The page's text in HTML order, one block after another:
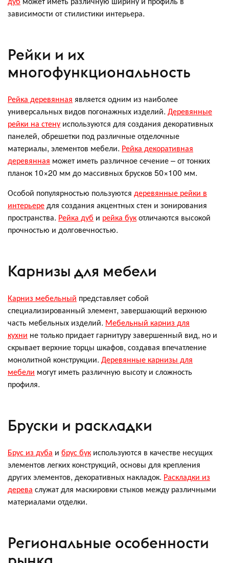
зависимости от стилистики интерьера.
Рейки и их
многофункциональность
Рейка деревянная является одним из наиболее
универсальных видов погонажных изделий. Деревянные
рейки на стену используются для создания декоративных
панелей, обрешетки под различные отделочные
материалы, элементов мебели. Рейка декоративная
деревянная может иметь различное сечение – от тонких
планок 10×20 мм до массивных брусков 50×100 мм.
Особой популярностью пользуются деревянные рейки в
интерьередля создания акцентных стен и зонирования
пространства. Рейка дуб и рейка букотличаются высокой
прочностью и долговечностью.
Карнизы для мебели
Карниз мебельный представляет собой
специализированный элемент, завершающий верхнюю
часть мебельных изделий. Мебельный карниз для
кухни не только придает гарнитуру завершенный вид, но и
скрывает верхние торцы шкафов, создавая впечатление
монолитной конструкции. Деревянные карнизы для
мебели могут иметь различную высоту и сложность
профиля.
Бруски и раскладки
Брус из дуба и брус бук используются в качестве несущих
элементов легких конструкций, основы для крепления
других элементов, декоративных накладок. Раскладки из
дерева служат для маскировки стыков между различными
материалами отделки.
Региональные особенности